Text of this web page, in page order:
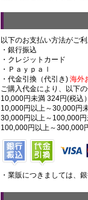
以下のお支払い方法がご利
・銀行振込
・クレジットカード
・Ｐａｙｐａｌ
・代金引換（代引き) 海外
ご購入代金により、以下
10,000円未満 324円(税込）
10,000円以上～30,000円
30,000円以上～100,000円
100,000円以上～300,000
・業販につきましては、